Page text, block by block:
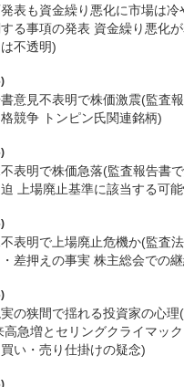
表も資金繰り悪化に市場は
る事項の発表 資金繰り悪化
不透明)
意見不表明で株価激震(監査
格競争 トンピン氏関連銘柄)
表明で株価急落(監査報告書
上場廃止基準に該当する可
表明で上場廃止危機か(監査
差押えの事実 株主総会での
の狭間で揺れる投資家の心
高急増とセリングクライマッ
い・売り仕掛けの疑念)